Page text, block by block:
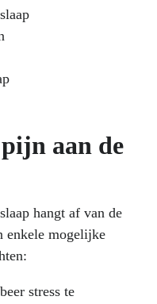
aan de
hangt af van de
enkele mogelijke
stress te